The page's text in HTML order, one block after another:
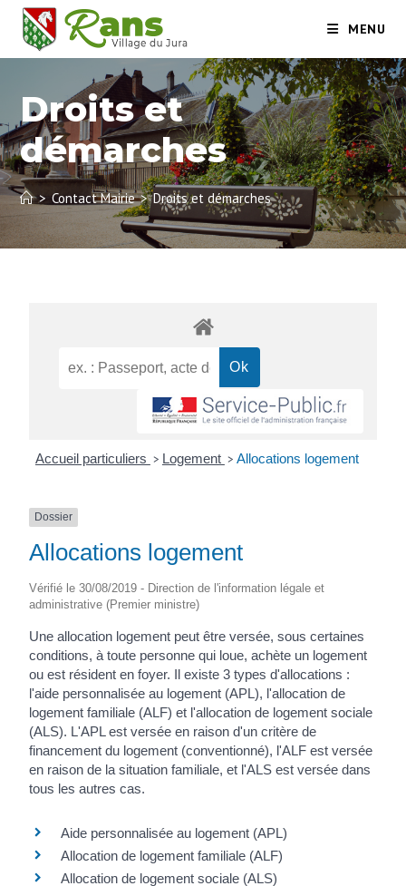
MENU
Droits et
démarches
> Contact Mairie > Droits et démarches
Accueil particuliers > Logement > Allocations logement
Dossier
Allocations logement
Vérifié le 30/08/2019 - Direction de l'information légale et
administrative (Premier ministre)
Une allocation logement peut être versée, sous certaines
conditions, à toute personne qui loue, achète un logement
ou est résident en foyer. Il existe 3 types d'allocations :
l'aide personnalisée au logement (APL), l'allocation de
logement familiale (ALF) et l'allocation de logement sociale
(ALS). L'APL est versée en raison d'un critère de
financement du logement (conventionné), l'ALF est versée
en raison de la situation familiale, et l'ALS est versée dans
tous les autres cas.
Aide personnalisée au logement (APL)
Allocation de logement familiale (ALF)
Allocation de logement sociale (ALS)